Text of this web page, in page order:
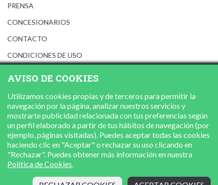
PRENSA
CONCESIONARIOS
CONTACTO
CONDICIONES DE USO
POLÍTICA DE COOKIES
AVISO DE COOKIES
Utilizamos cookies propias y de terceros para permitir la
navegación por la página, analizar nuestros servicios y
mostrarte publicidad relacionada con tus preferencias según
un perfil elaborado a partir de tus hábitos de navegación (por
ejemplo, páginas visitadas). Puedes aceptar todas las cookies
haciendo clic en "Aceptar" o rechazar su uso clicando en
"Rechazar". Puedes obtener más información en nuestra
Política de Cookies.